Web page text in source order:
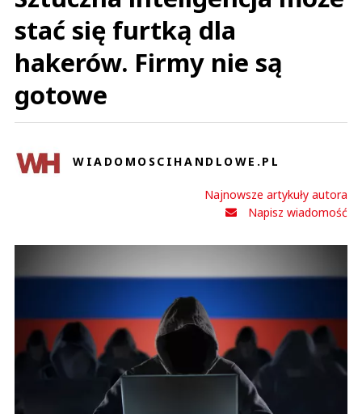
stać się furtką dla
hakerów. Firmy nie są
gotowe
WIADOMOSCIHANDLOWE.PL
Najnowsze artykuły autora
Napisz wiadomość